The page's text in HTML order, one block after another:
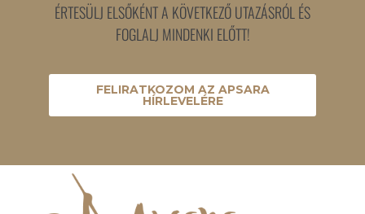
ÉRTESÜLJ ELSŐKÉNT A KÖVETKEZŐ UTAZÁSRÓL ÉS
FOGLALJ MINDENKI ELŐTT!
FELIRATKOZOM AZ APSARA
HÍRLEVELÉRE